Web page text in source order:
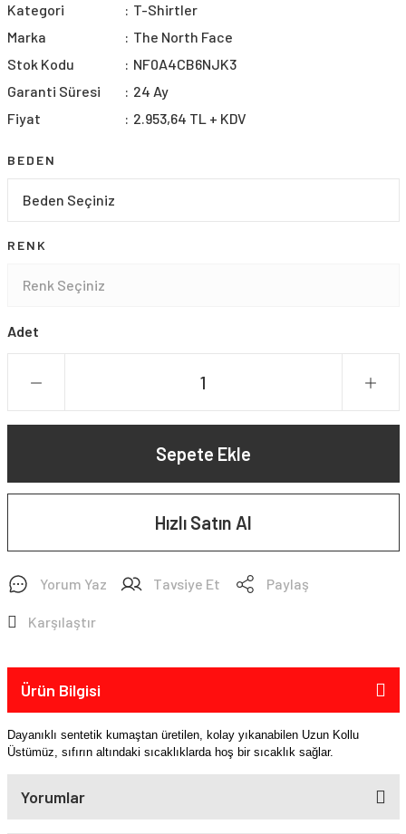
Kategori
T-Shirtler
Marka
The North Face
Stok Kodu
NF0A4CB6NJK3
Garanti Süresi
24 Ay
Fiyat
2.953,64 TL + KDV
BEDEN
RENK
Adet
Sepete Ekle
Hızlı Satın Al
Yorum Yaz Tavsiye Et Paylaş
Karşılaştır
Ürün Bilgisi
Dayanıklı sentetik kumaştan üretilen, kolay yıkanabilen Uzun Kollu
Üstümüz, sıfırın altındaki sıcaklıklarda hoş bir sıcaklık sağlar.
Yorumlar